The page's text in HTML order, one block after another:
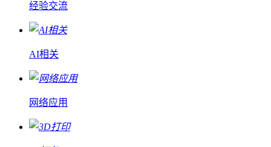
经验交流
AI相关
网络应用